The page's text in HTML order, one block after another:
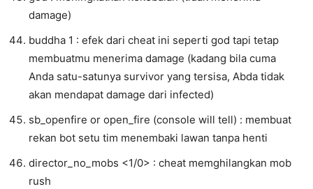
damage)
buddha 1 : efek dari cheat ini seperti god tapi tetap
membuatmu menerima damage (kadang bila cuma
Anda satu-satunya survivor yang tersisa, Abda tidak
akan mendapat damage dari infected)
sb_openfire or open_fire (console will tell) : membuat
rekan bot setu tim menembaki lawan tanpa henti
director_no_mobs <1/0> : cheat memghilangkan mob
rush